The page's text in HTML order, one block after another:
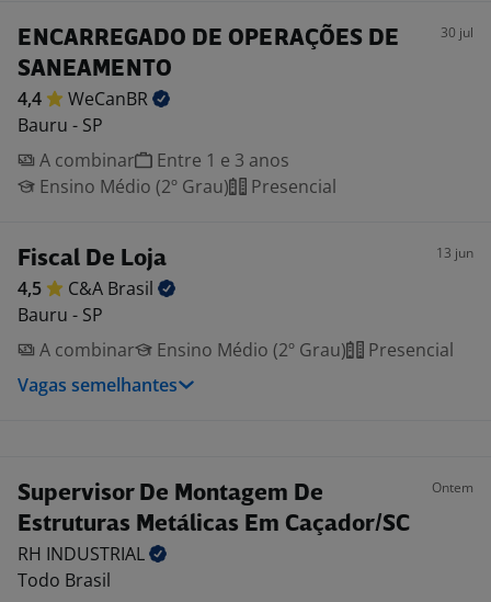
ENCARREGADO DE OPERAÇÕES DE
SANEAMENTO
30 jul
4,4
WeCanBR
Bauru - SP
A combinar
Entre 1 e 3 anos
Ensino Médio (2º Grau)
Presencial
Fiscal De Loja 13 jun
4,5 C&A Brasil
Bauru - SP
A combinar
Ensino Médio (2º Grau)
Presencial
Vagas semelhantes
Supervisor De Montagem De
Estruturas Metálicas Em Caçador/SC
Ontem
RH INDUSTRIAL
Todo Brasil